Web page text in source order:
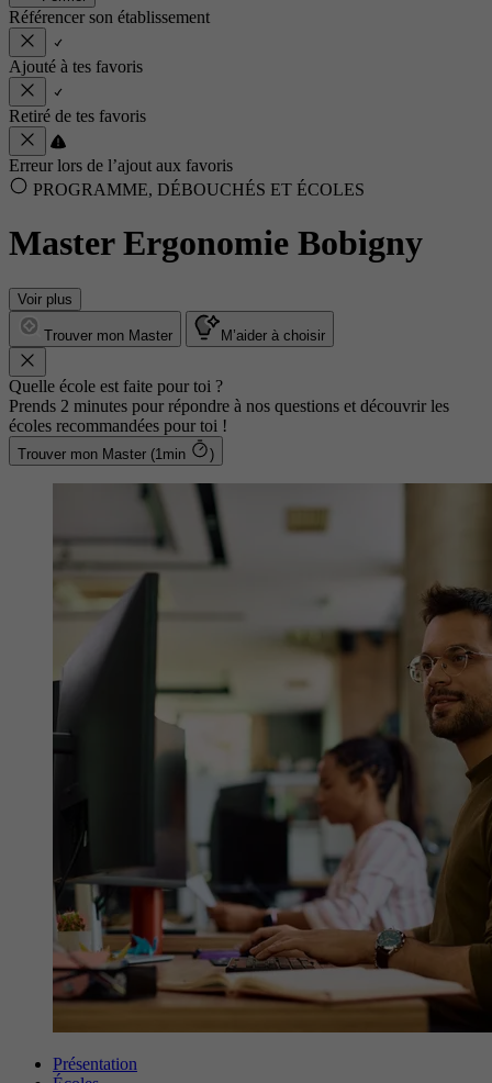
Référencer son établissement
Ajouté à tes favoris
Retiré de tes favoris
Erreur lors de l’ajout aux favoris
PROGRAMME, DÉBOUCHÉS ET ÉCOLES
Master Ergonomie Bobigny
Voir plus
Trouver mon Master M’aider à choisir
Quelle école est faite pour toi ?
Prends 2 minutes pour répondre à nos questions et découvrir les
écoles recommandées pour toi !
Trouver mon Master (1min )
Présentation